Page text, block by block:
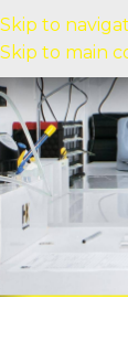
Skip to
Skip to main